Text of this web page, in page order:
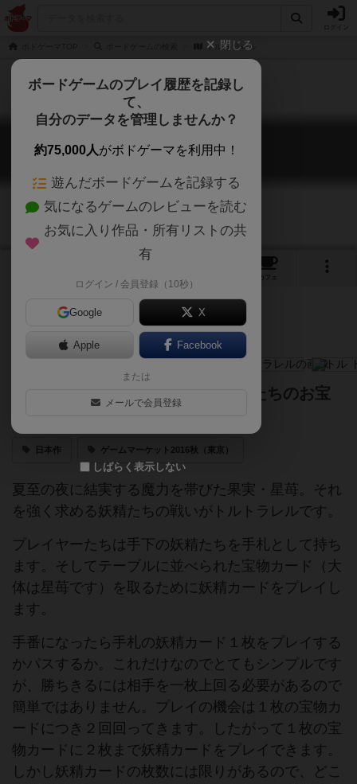
トル トラレル
トル トラレル
Tol Trarell
カフェ
トルもトラレルも策しだい！妖精たちのお宝
日本作 ゲームマーケット2016秋（東京）
夏至の夜に結実する魔力を帯びた果実・星苺。それ
を強く求める妖精たちの戦いがトルトラレルです。
プレイヤーたちは手下の妖精たちを手札として持ち
ます。そしてテーブルに並べられた宝物カード（大
体は星苺です）を取るために妖精カードをプレイし
ます。
手番になったら手札の妖精カード１枚をプレイする
かパスするか。これだけなのでとてもシンプルです
が、勝ちきるには相手を一枚上回る必要があるので
簡単ではありません。プレイの機会は１枚の宝物カ
ードにつき２回回ってきます。したがって１枚の宝
物カードに２枚まで妖精カードをプレイできます。
しかし妖精カードの枚数には限りがあるので、どこ
閉じる
ボードゲームのプレイ履歴を記録し
て、
自分のデータを管理しませんか？
約75,000人がボドゲーマを利用中！
遊んだボードゲームを記録する
気になるゲームのレビューを読む
お気に入り作品・所有リストの共
有
ログイン / 会員登録（10秒）
Google X
Apple Facebook
または
メールで会員登録
しばらく表示しない